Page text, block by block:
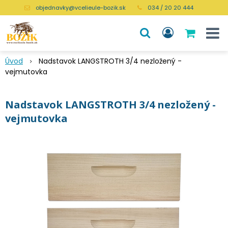
objednavky@vcelieule-bozik.sk 034 / 20 20 444
Úvod
Nadstavok LANGSTROTH 3/4 nezložený -
vejmutovka
Nadstavok LANGSTROTH 3/4 nezložený -
vejmutovka